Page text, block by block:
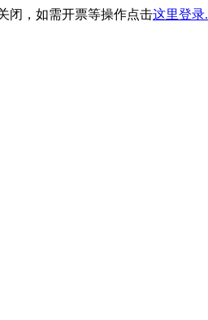
闭，如需开票等操作点击这里登录.